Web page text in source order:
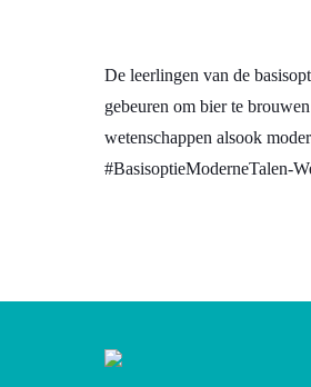
De leerlingen van de
gebeuren om bier te
wetenschappen alsook
#BasisoptieModerneTalen-